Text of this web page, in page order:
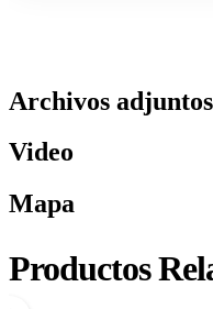
Archivos adjuntos
Video
Mapa
Productos
$ 0COP